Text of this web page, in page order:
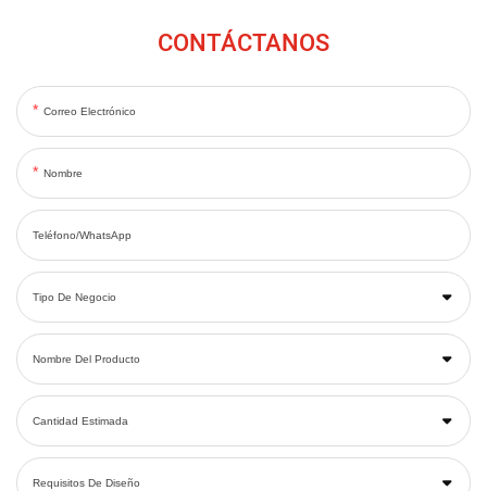
CONTÁCTANOS
Correo Electrónico
Nombre
Teléfono/WhatsApp
Tipo De Negocio
Nombre Del Producto
Cantidad Estimada
Requisitos De Diseño